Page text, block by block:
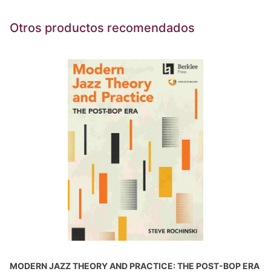
Otros productos recomendados
MODERN JAZZ THEORY AND PRACTICE: THE POST-BOP ERA